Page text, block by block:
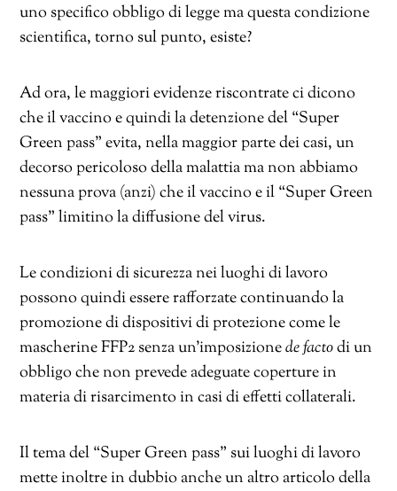
uno specifico obbligo di legge ma questa condizione
scientifica, torno sul punto, esiste?
Ad ora, le maggiori evidenze riscontrate ci dicono
che il vaccino e quindi la detenzione del “Super
Green pass” evita, nella maggior parte dei casi, un
decorso pericoloso della malattia ma non abbiamo
nessuna prova (anzi) che il vaccino e il “Super Green
pass” limitino la diffusione del virus.
Le condizioni di sicurezza nei luoghi di lavoro
possono quindi essere rafforzate continuando la
promozione di dispositivi di protezione come le
mascherine FFP2 senza un’imposizionede factodi un
obbligo che non prevede adeguate coperture in
materia di risarcimento in casi di effetti collaterali.
Il tema del “Super Green pass” sui luoghi di lavoro
mette inoltre in dubbio anche un altro articolo della